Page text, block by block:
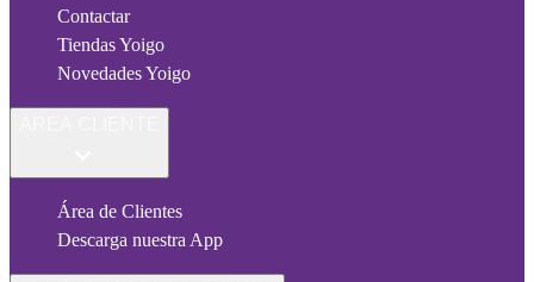
Contactar
Tiendas Yoigo
Novedades Yoigo
Área de Clientes
Descarga nuestra App